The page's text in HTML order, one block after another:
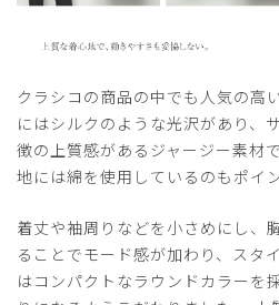
きやすく、前開きで着脱も楽。シ
商品：A41メンズ:フロントオ
ラック/XL
役に立った 1
クラシコの商品の中でも人気の高
にはシルクのような光沢があり、
徴の上質感があるジャージー素材
地には綿を使用しているのもポイン
着丈や袖周りなどを小さめにし、
ることでモード感が加わり、スタ
はコンパクトなラウンドカラーを